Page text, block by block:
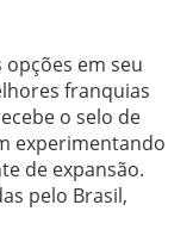
opções em seu
franquias
o selo de
experimentando
de expansão.
pelo Brasil,